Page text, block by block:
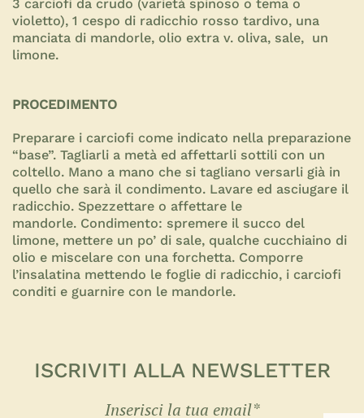
3 carciofi da crudo (varietà spinoso o tema o
violetto), 1 cespo di radicchio rosso tardivo, una
manciata di mandorle, olio extra v. oliva, sale, un
limone.
PROCEDIMENTO
Preparare i carciofi come indicato nella preparazione
“base”. Tagliarli a metà ed affettarli sottili con un
coltello. Mano a mano che si tagliano versarli già in
quello che sarà il condimento. Lavare ed asciugare il
radicchio. Spezzettare o affettare le
mandorle. Condimento: spremere il succo del
limone, mettere un po’ di sale, qualche cucchiaino di
olio e miscelare con una forchetta. Comporre
l’insalatina mettendo le foglie di radicchio, i carciofi
conditi e guarnire con le mandorle.
ISCRIVITI ALLA NEWSLETTER